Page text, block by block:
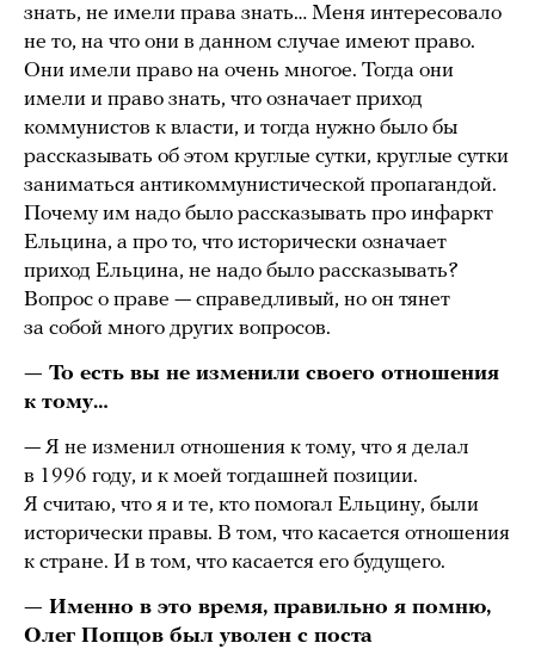
знать, не имели права знать… Меня интересовало
не то, на что они в данном случае имеют право.
Они имели право на очень многое. Тогда они
имели и право знать, что означает приход
коммунистов к власти, и тогда нужно было бы
рассказывать об этом круглые сутки, круглые сутки
заниматься антикоммунистической пропагандой.
Почему им надо было рассказывать про инфаркт
Ельцина, а про то, что исторически означает
приход Ельцина, не надо было рассказывать?
Вопрос о праве — справедливый, но он тянет
за собой много других вопросов.
— То есть вы не изменили своего отношения
к тому…
— Я не изменил отношения к тому, что я делал
в 1996 году, и к моей тогдашней позиции.
Я считаю, что я и те, кто помогал Ельцину, были
исторически правы. В том, что касается отношения
к стране. И в том, что касается его будущего.
— Именно в это время, правильно я помню,
Олег Попцов был уволен с поста